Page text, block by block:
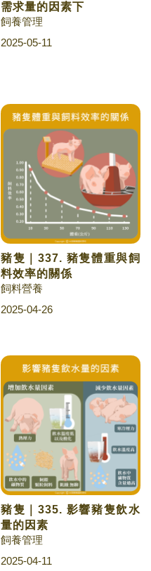
需求量的因素下
飼養管理
2025-05-11
豬隻｜337. 豬隻體重與飼
料效率的關係
飼料營養
2025-04-26
豬隻｜335. 影響豬隻飲水
量的因素
飼養管理
2025-04-11